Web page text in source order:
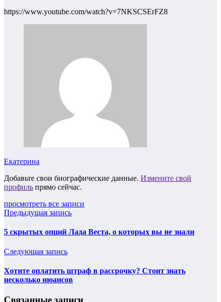
https://www.youtube.com/watch?v=7NKSCSErFZ8
Екатерина
Добавьте свои биографические данные. Измените свой
профиль прямо сейчас.
просмотреть все записи
Предыдущая запись
5 скрытых опций Лада Веста, о которых вы не знали
Следующая запись
Хотите оплатить штраф в рассрочку? Стоит знать
несколько нюансов
Связанные записи